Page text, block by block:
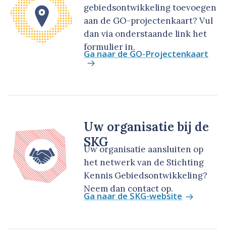
gebiedsontwikkeling toevoegen
aan de GO-projectenkaart? Vul
dan via onderstaande link het
formulier in.
Ga naar de GO-Projectenkaart
Uw organisatie bij de
SKG
Uw organisatie aansluiten op
het netwerk van de Stichting
Kennis Gebiedsontwikkeling?
Neem dan contact op.
Ga naar de SKG-website